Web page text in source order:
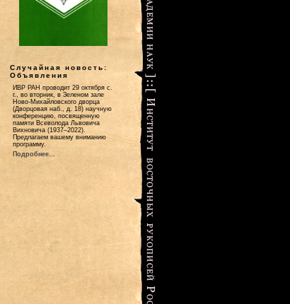
Случайная новость:
Объявления
ИВР РАН проводит 29 октября с.
г., во вторник, в Зеленом зале
Ново-Михайловского дворца
(Дворцовая наб., д. 18) научную
конференцию, посвященную
памяти Всеволода Львовича
Вихновича (1937–2022).
Предлагаем вашему вниманию
программу.
Подробнее...